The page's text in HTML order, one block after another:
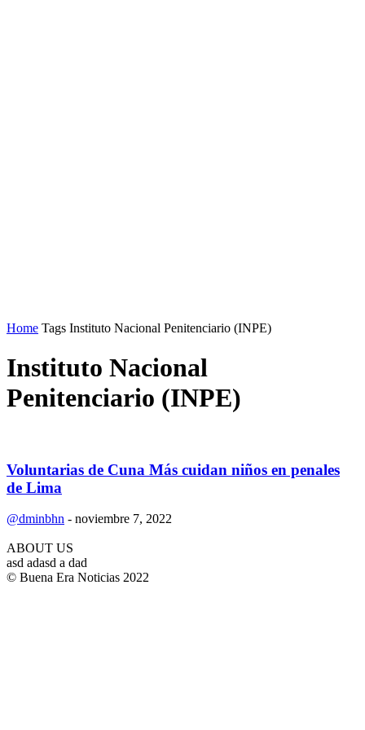
Home Tags Instituto Nacional Penitenciario (INPE)
Instituto Nacional
Penitenciario (INPE)
Voluntarias de Cuna Más cuidan niños en penales
de Lima
@dminbhn - noviembre 7, 2022
ABOUT US
asd adasd a dad
© Buena Era Noticias 2022